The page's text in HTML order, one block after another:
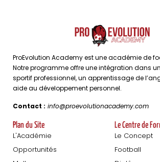
ProEvolution Academy est une académie de
Notre programme offre une intégration dans
sportif professionnel, un apprentissage de
aide au développement personnel.
Contact : info@proevolutionacademy.com
Plan du Site
L'Académie
Opportunités
Le Centre de
Le Concept
Football